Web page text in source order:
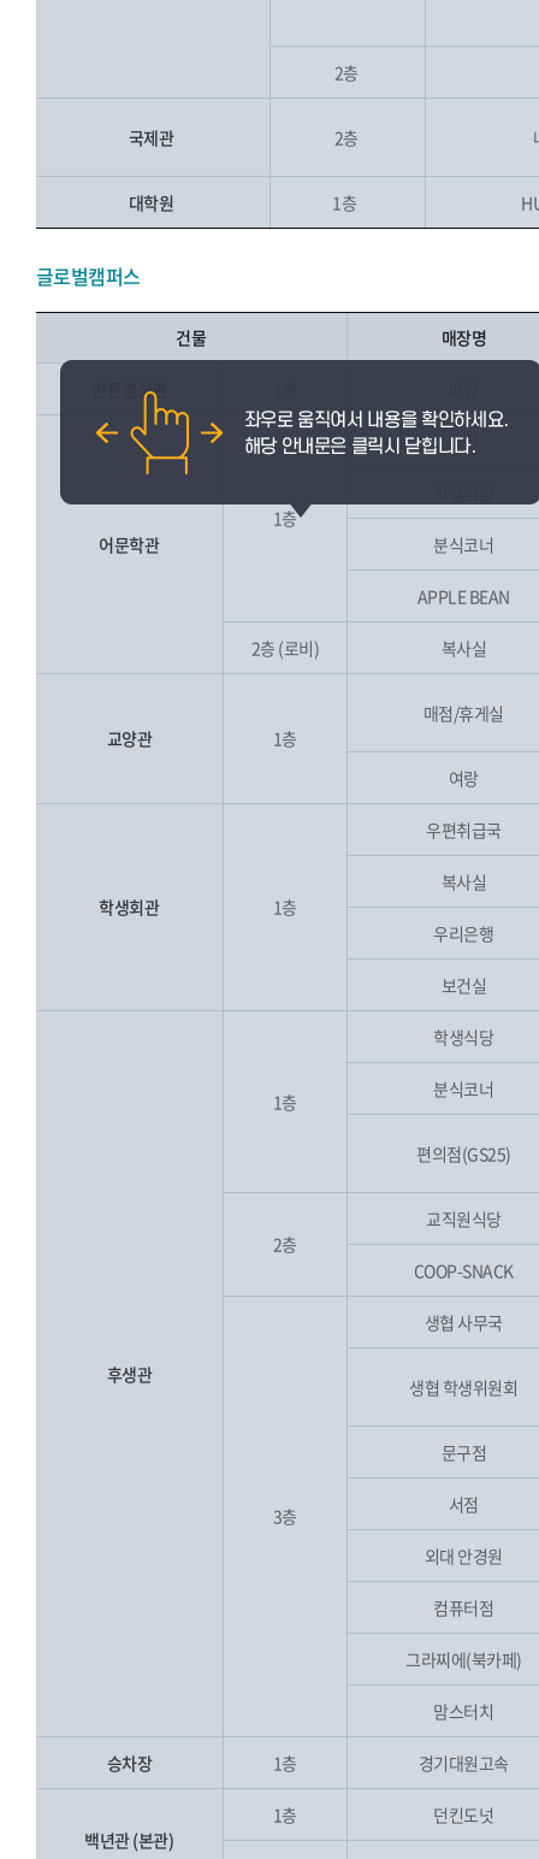
2층
국제관 2층
대학원 1층
글로벌캠퍼스
건물 매장명
인문경상관
어문학관
1층
매점
분식코너
APPLE BEAN
2층 (로비) 복사실
교양관 1층
매점/휴게실
여랑
학생회관 1층
우편취급국
복사실
우리은행
보건실
후생관
1층
학생식당
분식코너
편의점(GS25)
2층
교직원식당
COOP-SNACK
3층
생협 사무국
생협 학생위원회
문구점
서점
외대 안경원
컴퓨터점
그라찌에(북카페)
맘스터치
승차장 1층 경기대원고속
백년관 (본관)
1층 던킨도넛